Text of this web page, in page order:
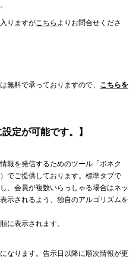
りますがこちら よりお問合せくださ
無料で承っておりますので、 こちらを
定が可能です。】
報を発信するためのツール「ボネク
でご提供しております。標準タブで
、会員が複数いらっしゃる場合はネッ
示されるよう、独自のアルゴリズムを
に表示されます。
なります。告示日以降に順次情報が更